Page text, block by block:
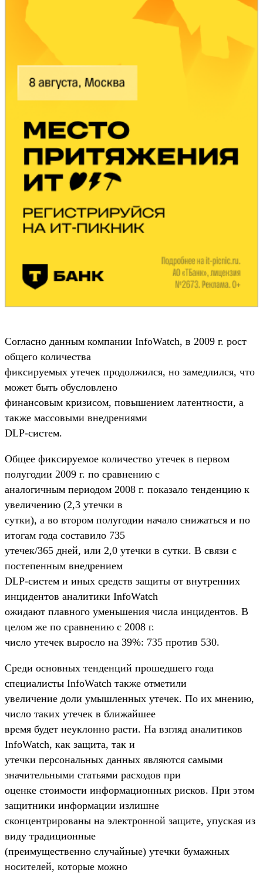
Согласно данным компании InfoWatch, в 2009 г. рост
общего количества
фиксируемых утечек продолжился, но замедлился, что
может быть обусловлено
финансовым кризисом, повышением латентности, а
также массовыми внедрениями
DLP-систем.
Общее фиксируемое количество утечек в первом
полугодии 2009 г. по сравнению с
аналогичным периодом 2008 г. показало тенденцию к
увеличению (2,3 утечки в
сутки), а во втором полугодии начало снижаться и по
итогам года составило 735
утечек/365 дней, или 2,0 утечки в сутки. В связи с
постепенным внедрением
DLP-систем и иных средств защиты от внутренних
инцидентов аналитики InfoWatch
ожидают плавного уменьшения числа инцидентов. В
целом же по сравнению с 2008 г.
число утечек выросло на 39%: 735 против 530.
Среди основных тенденций прошедшего года
специалисты InfoWatch также отметили
увеличение доли умышленных утечек. По их мнению,
число таких утечек в ближайшее
время будет неуклонно расти. На взгляд аналитиков
InfoWatch, как защита, так и
утечки персональных данных являются самыми
значительными статьями расходов при
оценке стоимости информационных рисков. При этом
защитники информации излишне
сконцентрированы на электронной защите, упуская из
виду традиционные
(преимущественно случайные) утечки бумажных
носителей, которые можно